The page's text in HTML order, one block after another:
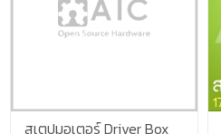
สเตปมอเตอร์ Driver Box